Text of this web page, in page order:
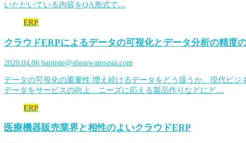
いただいている内容をQA形式で…
ERP
クラウドERPによるデータの可視化とデータ分析の精度
2020.04.06 baptiste@shearwaterasia.com
データの可視化の重要性 増え続けるデータをどう扱うか、現代ビ
データをサービスの向上、ニーズに応える製品作りなどにど…
ERP
医療機器販売業界と相性のよいクラウドERP